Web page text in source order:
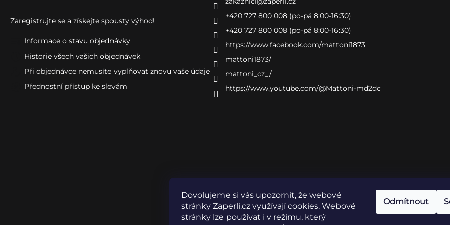
Dovolujeme si vás upozornit, že webové
stránky Zaperli.cz využívají cookies. Webové
stránky lze používat i v režimu, který
Odmítnout
Zaregistrujte se a získejte spousty výhod!
Informace o stavu objednávky
Historie všech vašich objednávek
Při objednávce nemusíte vyplňovat znovu vaše údaje
Přednostní přístup ke slevám
+420 727 800 008 (po-pá 8:00-16:30)
+420 727 800 008 (po-pá 8:00-16:30)
https://www.facebook.com/mattoni1873
mattoni1873/
mattoni_cz_/
https://www.youtube.com/@Mattoni-md2dc